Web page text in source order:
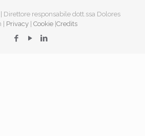
responsabile dott.ssa Dolores
Privacy| Cookie| Credits